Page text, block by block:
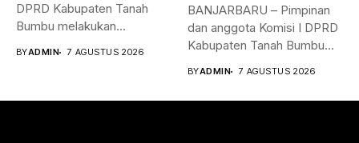
DPRD Kabupaten Tanah
Bumbu melakukan
BYADMIN 7 AGUSTUS 2026
BANJARBARU – Pimpinan
dan anggota Komisi I DPRD
Kabupaten Tanah Bumbu
BYADMIN 7 AGUSTUS 2026